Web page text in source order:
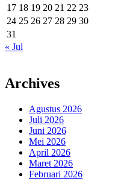
17 18 19 20 21 22 23
24 25 26 27 28 29 30
31
« Jul
Archives
Agustus 2026
Juli 2026
Juni 2026
Mei 2026
April 2026
Maret 2026
Februari 2026